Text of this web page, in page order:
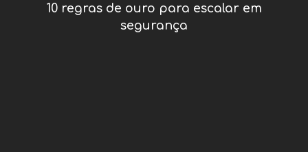
10 regras de ouro para escalar em
segurança